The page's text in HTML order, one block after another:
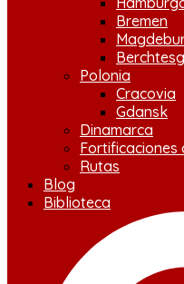
Bremen
Polonia
Cracovia
Gdansk
Dinamarca
Fortificaciones
Rutas
Blog
Biblioteca